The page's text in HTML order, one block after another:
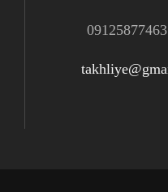
09125877463